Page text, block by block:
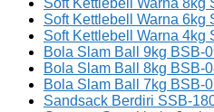
Soft Kettlebell Warna 8kg
Soft Kettlebell Warna 6kg
Soft Kettlebell Warna 4kg
Bola Slam Ball 9kg BSB-
Bola Slam Ball 8kg BSB-
Bola Slam Ball 7kg BSB-
Sandsack Berdiri SSB-